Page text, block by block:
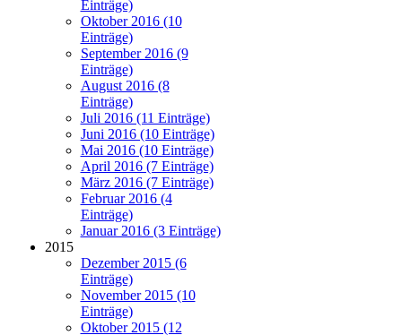
Einträge)
Oktober 2016 (10
Einträge)
September 2016 (9
Einträge)
August 2016 (8
Einträge)
Juli 2016 (11 Einträge)
Juni 2016 (10 Einträge)
Mai 2016 (10 Einträge)
April 2016 (7 Einträge)
März 2016 (7 Einträge)
Februar 2016 (4
Einträge)
Januar 2016 (3 Einträge)
2015
Dezember 2015 (6
Einträge)
November 2015 (10
Einträge)
Oktober 2015 (12